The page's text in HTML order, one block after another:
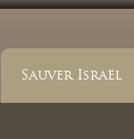
Sauver Israël